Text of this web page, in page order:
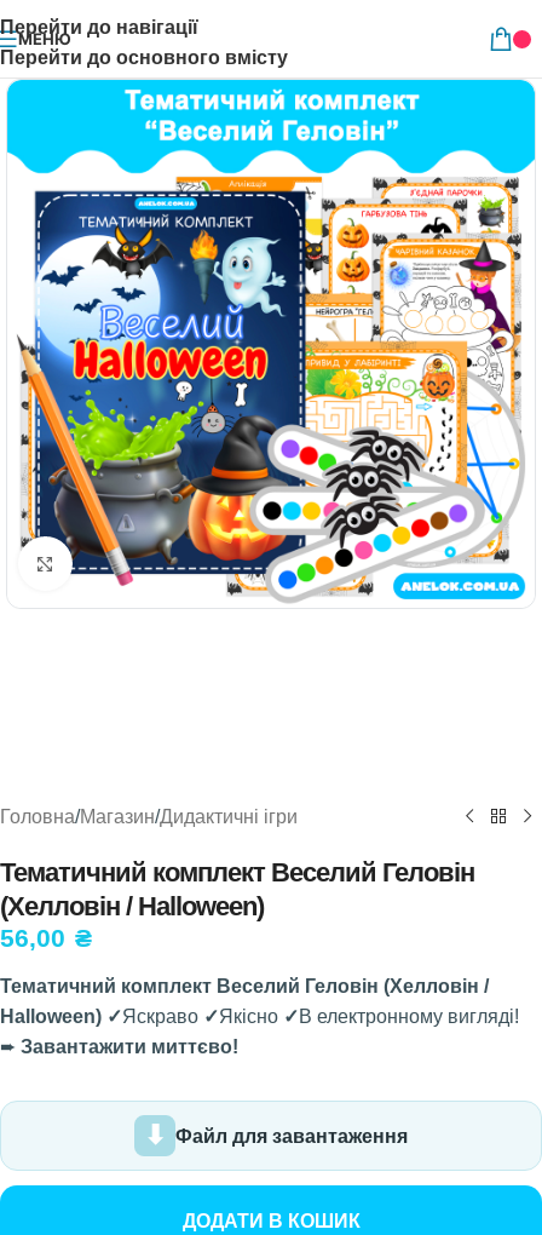
Перейти до навігації
Перейти до основного вмісту
МЕНЮ
Натисніть, щоб збільшити
Головна/Магазин/Дидактичні ігри
Тематичний комплект Веселий Геловін
(Хелловін / Halloween)
56,00 ₴
Тематичний комплект Веселий Геловін (Хелловін /
Halloween) ✓Яскраво ✓Якісно ✓В електронному вигляді!
➨ Завантажити миттєво!
Файл для завантаження
ДОДАТИ В КОШИК